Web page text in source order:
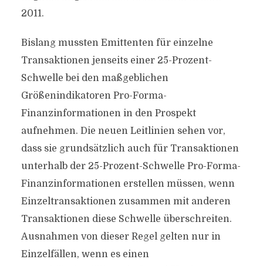
2011.
Bislang mussten Emittenten für einzelne
Transaktionen jenseits einer 25-Prozent-
Schwelle bei den maßgeblichen
Größenindikatoren Pro-Forma-
Finanzinformationen in den Prospekt
aufnehmen. Die neuen Leitlinien sehen vor,
dass sie grundsätzlich auch für Transaktionen
unterhalb der 25-Prozent-Schwelle Pro-Forma-
Finanzinformationen erstellen müssen, wenn
Einzeltransaktionen zusammen mit anderen
Transaktionen diese Schwelle überschreiten.
Ausnahmen von dieser Regel gelten nur in
Einzelfällen, wenn es einen